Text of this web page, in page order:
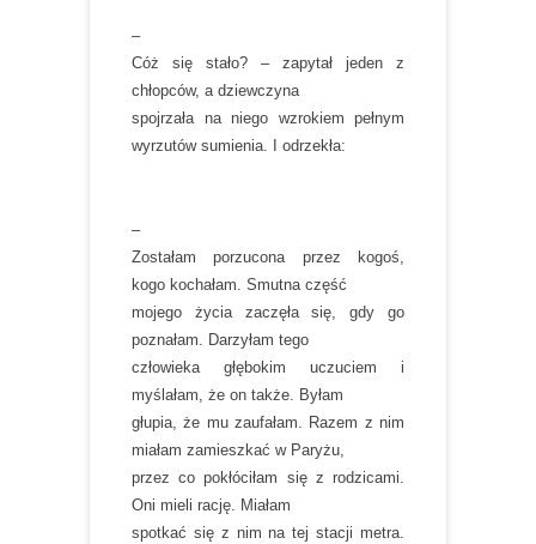
–
Cóż się stało? – zapytał jeden z
chłopców, a dziewczyna
spojrzała na niego wzrokiem pełnym
wyrzutów sumienia. I odrzekła:
–
Zostałam porzucona przez kogoś,
kogo kochałam. Smutna część
mojego życia zaczęła się, gdy go
poznałam. Darzyłam tego
człowieka głębokim uczuciem i
myślałam, że on także. Byłam
głupia, że mu zaufałam. Razem z nim
miałam zamieszkać w Paryżu,
przez co pokłóciłam się z rodzicami.
Oni mieli rację. Miałam
spotkać się z nim na tej stacji metra.